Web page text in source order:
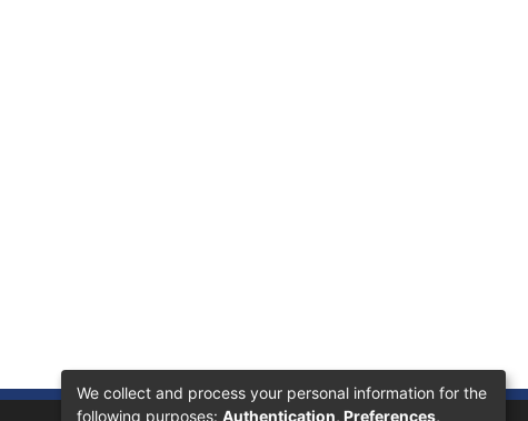
We collect and process your personal information for the
following purposes: Authentication, Preferences,